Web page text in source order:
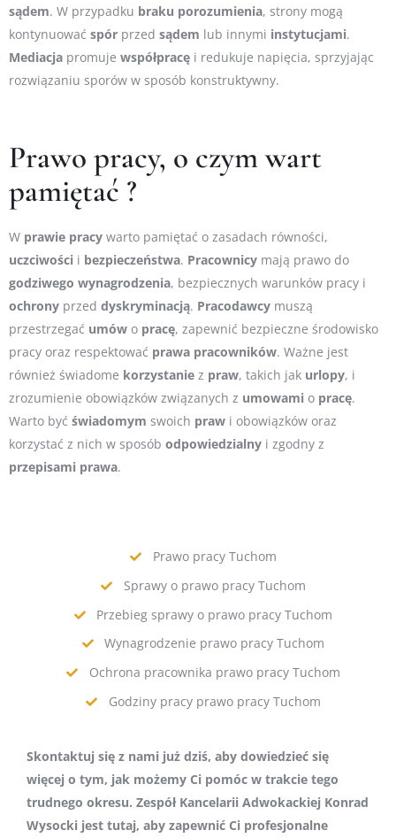
sądem. W przypadku braku porozumienia, strony mogą
kontynuować spór przed sądem lub innymi instytucjami.
Mediacja promuje współpracę i redukuje napięcia, sprzyjając
rozwiązaniu sporów w sposób konstruktywny.
Prawo pracy, o czym wart
pamiętać ?
W prawie pracy warto pamiętać o zasadach równości,
uczciwości i bezpieczeństwa. Pracownicy mają prawo do
godziwego wynagrodzenia, bezpiecznych warunków pracy i
ochrony przed dyskryminacją. Pracodawcy muszą
przestrzegać umów o pracę, zapewnić bezpieczne środowisko
pracy oraz respektować prawa pracowników. Ważne jest
również świadome korzystanie z praw, takich jak urlopy, i
zrozumienie obowiązków związanych z umowami o pracę.
Warto być świadomym swoich praw i obowiązków oraz
korzystać z nich w sposób odpowiedzialny i zgodny z
przepisami prawa.
Prawo pracy Tuchom
Sprawy o prawo pracy Tuchom
Przebieg sprawy o prawo pracy Tuchom
Wynagrodzenie prawo pracy Tuchom
Ochrona pracownika prawo pracy Tuchom
Godziny pracy prawo pracy Tuchom
Skontaktuj się z nami już dziś, aby dowiedzieć się
więcej o tym, jak możemy Ci pomóc w trakcie tego
trudnego okresu. Zespół Kancelarii Adwokackiej Konrad
Wysocki jest tutaj, aby zapewnić Ci profesjonalne